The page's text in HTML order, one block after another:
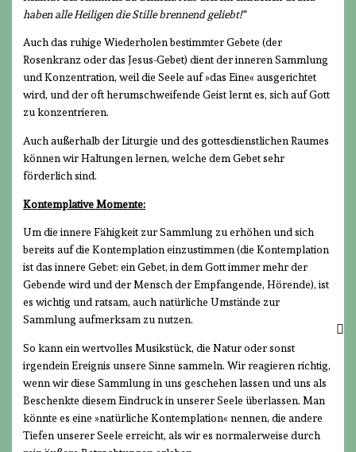
haben alle Heiligen die Stille brennend geliebt!“
Auch das ruhige Wiederholen bestimmter Gebete (der
Rosenkranz oder das Jesus-Gebet) dient der inneren Sammlung
und Konzentration, weil die Seele auf »das Eine« ausgerichtet
wird, und der oft herumschweifende Geist lernt es, sich auf Gott
zu konzentrieren.
Auch außerhalb der Liturgie und des gottesdienstlichen Raumes
können wir Haltungen lernen, welche dem Gebet sehr
förderlich sind.
Kontemplative Momente:
Um die innere Fähigkeit zur Sammlung zu erhöhen und sich
bereits auf die Kontemplation einzustimmen (die Kontemplation
ist das innere Gebet: ein Gebet, in dem Gott immer mehr der
Gebende wird und der Mensch der Empfangende, Hörende), ist
es wichtig und ratsam, auch natürliche Umstände zur
Sammlung aufmerksam zu nutzen.
So kann ein wertvolles Musikstück, die Natur oder sonst
irgendein Ereignis unsere Sinne sammeln. Wir reagieren richtig,
wenn wir diese Sammlung in uns geschehen lassen und uns als
Beschenkte diesem Eindruck in unserer Seele überlassen. Man
könnte es eine »natürliche Kontemplation« nennen, die andere
Tiefen unserer Seele erreicht, als wir es normalerweise durch